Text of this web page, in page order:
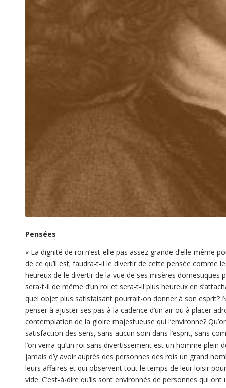
Pensées
« La dignité de roi n’est-elle pas assez grande d’elle-même
de ce qu’il est; faudra-t-il le divertir de cette pensée comme
heureux de le divertir de la vue de ses misères
sera-t-il de même d’un roi et sera-t-il plus heureux en
quel objet plus satisfaisant pourrait-on donner à son esprit?
penser à ajuster ses pas à la cadence d’un air ou à placer
contemplation de la gloire majestueuse qui l’environne?
satisfaction des sens, sans aucun soin dans l’esprit, sans
l’on verra qu’un roi sans divertissement est un homme
jamais d’y avoir auprès des personnes des rois un grand
leurs affaires et qui observent tout le temps de leur loisir
vide. C’est-à-dire qu’ils sont environnés de personnes qui